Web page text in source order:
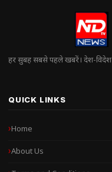
हर सुबह सबसे पहले खबरें। देश-विदेश
QUICK LINKS
Home
About Us